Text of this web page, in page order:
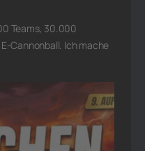
Teams, 30.000
Cannonball. Ich mache